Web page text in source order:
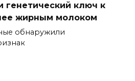
ключ к
жирным молоком
обнаружили